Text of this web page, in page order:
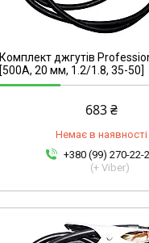
Комплект джгутів
[500A, 20 мм, 1.2/1.8, 35-50]
683 ₴
Немає в наявності
+380 (99) 270-22-
(+ Viber)
90202D